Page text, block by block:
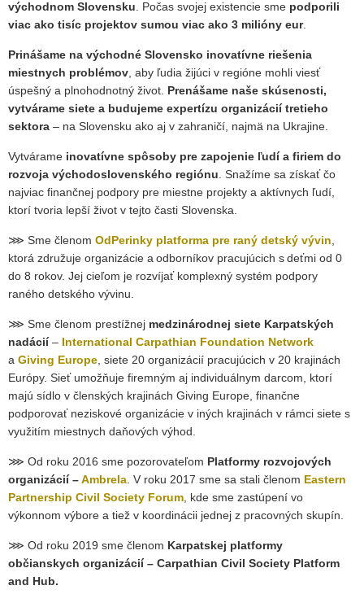
východnom Slovensku. Počas svojej existencie sme podporili
viac ako tisíc projektov sumou viac ako 3 milióny eur.
Prinášame na východné Slovensko inovatívne riešenia
miestnych problémov, aby ľudia žijúci v regióne mohli viesť
úspešný a plnohodnotný život. Prenášame naše skúsenosti,
vytvárame siete a budujeme expertízu organizácií tretieho
sektora – na Slovensku ako aj v zahraničí, najmä na Ukrajine.
Vytvárame inovatívne spôsoby pre zapojenie ľudí a firiem do
rozvoja východoslovenského regiónu. Snažíme sa získať čo
najviac finančnej podpory pre miestne projekty a aktívnych ľudí,
ktorí tvoria lepší život v tejto časti Slovenska.
⋙ Sme členom OdPerinky platforma pre raný detský vývin,
ktorá združuje organizácie a odborníkov pracujúcich s deťmi od 0
do 8 rokov. Jej cieľom je rozvíjať komplexný systém podpory
raného detského vývinu.
⋙ Sme členom prestížnej medzinárodnej siete Karpatských
nadácií – International Carpathian Foundation Network
a Giving Europe, siete 20 organizácií pracujúcich v 20 krajinách
Európy. Sieť umožňuje firemným aj individuálnym darcom, ktorí
majú sídlo v členských krajinách Giving Europe, finančne
podporovať neziskové organizácie v iných krajinách v rámci siete s
využitím miestnych daňových výhod.
⋙ Od roku 2016 sme pozorovateľom Platformy rozvojových
organizácií – Ambrela. V roku 2017 sme sa stali členom Eastern
Partnership Civil Society Forum, kde sme zastúpení vo
výkonnom výbore a tiež v koordinácii jednej z pracovných skupín.
⋙ Od roku 2019 sme členom Karpatskej platformy
občianskych organizácií – Carpathian Civil Society Platform
and Hub.